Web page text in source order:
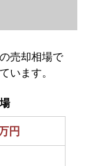
売却相場で
います。
円